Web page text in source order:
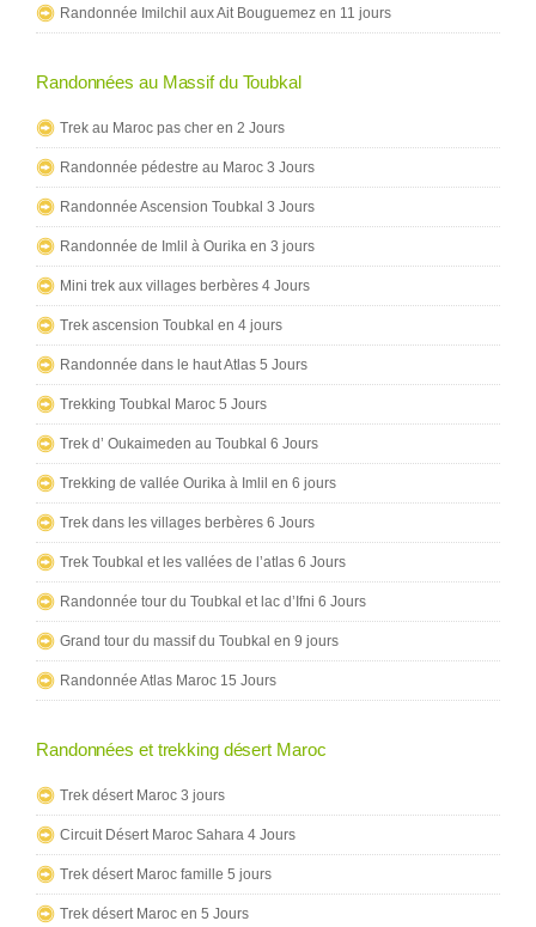
Randonnée Imilchil aux Ait Bouguemez en 11 jours
Randonnées au Massif du Toubkal
Trek au Maroc pas cher en 2 Jours
Randonnée pédestre au Maroc 3 Jours
Randonnée Ascension Toubkal 3 Jours
Randonnée de Imlil à Ourika en 3 jours
Mini trek aux villages berbères 4 Jours
Trek ascension Toubkal en 4 jours
Randonnée dans le haut Atlas 5 Jours
Trekking Toubkal Maroc 5 Jours
Trek d’ Oukaimeden au Toubkal 6 Jours
Trekking de vallée Ourika à Imlil en 6 jours
Trek dans les villages berbères 6 Jours
Trek Toubkal et les vallées de l’atlas 6 Jours
Randonnée tour du Toubkal et lac d’Ifni 6 Jours
Grand tour du massif du Toubkal en 9 jours
Randonnée Atlas Maroc 15 Jours
Randonnées et trekking désert Maroc
Trek désert Maroc 3 jours
Circuit Désert Maroc Sahara 4 Jours
Trek désert Maroc famille 5 jours
Trek désert Maroc en 5 Jours